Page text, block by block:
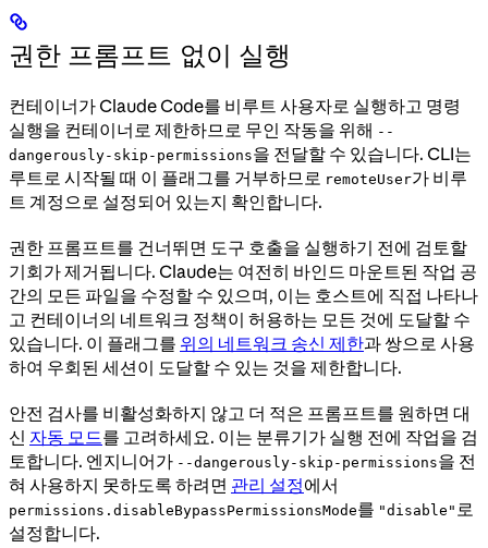
권한 프롬프트 없이 실행
컨테이너가 Claude Code를 비루트 사용자로 실행하고 명령
실행을 컨테이너로 제한하므로 무인 작동을 위해 --
dangerously-skip-permissions을 전달할 수 있습니다. CLI는
루트로 시작될 때 이 플래그를 거부하므로 remoteUser가 비루
트 계정으로 설정되어 있는지 확인합니다.
권한 프롬프트를 건너뛰면 도구 호출을 실행하기 전에 검토할
기회가 제거됩니다. Claude는 여전히 바인드 마운트된 작업 공
간의 모든 파일을 수정할 수 있으며, 이는 호스트에 직접 나타나
고 컨테이너의 네트워크 정책이 허용하는 모든 것에 도달할 수
있습니다. 이 플래그를 위의 네트워크 송신 제한과 쌍으로 사용
하여 우회된 세션이 도달할 수 있는 것을 제한합니다.
안전 검사를 비활성화하지 않고 더 적은 프롬프트를 원하면 대
신 자동 모드를 고려하세요. 이는 분류기가 실행 전에 작업을 검
토합니다. 엔지니어가 --dangerously-skip-permissions을 전
혀 사용하지 못하도록 하려면 관리 설정에서
permissions.disableBypassPermissionsMode를 "disable" 로
설정합니다.